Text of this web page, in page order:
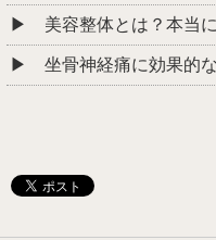
美容整体とは？本当
坐骨神経痛に効果的